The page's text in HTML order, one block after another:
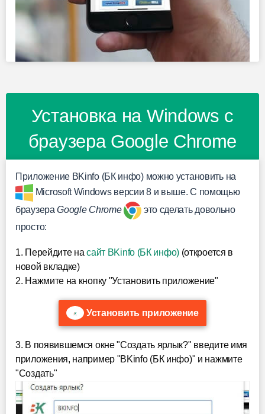
Установка на Windows с
браузера Google Chrome
Приложение BKinfo (БК инфо) можно установить на
Microsoft Windows версии 8 и выше. С помощью
браузераGoogle Chrome
это сделать довольно
просто:
1. Перейдите насайт BKinfo (БК инфо)(откроется в
новой вкладке)
2. Нажмите на кнопку "Установить приложение"
Установить приложение
3. В появившемся окне "Создать ярлык?" введите имя
приложения, например "BKinfo (БК инфо)" и нажмите
"Создать"